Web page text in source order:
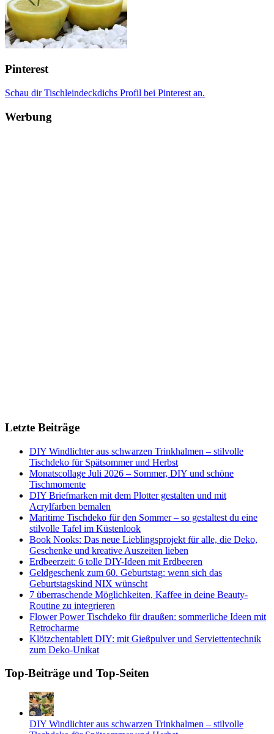
Pinterest
Schau dir Tischleindeckdichs Profil bei Pinterest an.
Werbung
Letzte Beiträge
DIY Windlichter aus schwarzen Trinkhalmen – stilvolle
Tischdeko für Spätsommer und Herbst
Monatscollage Juli 2026 – Sommer, DIY und schöne
Tischmomente
DIY Briefmarken mit dem Plotter gestalten und mit
Acrylfarben bemalen
Maritime Tischdeko für den Sommer – so gestaltest du eine
stilvolle Tafel im Küstenlook
Book Nooks: Das neue Lieblingsprojekt für alle, die Deko,
Geschenke und kreative Auszeiten lieben
Erdbeerzeit: 6 tolle DIY-Ideen mit Erdbeeren
Geldgeschenk zum 60. Geburtstag: wenn sich das
Geburtstagskind NIX wünscht
7 überraschende Möglichkeiten, Kaffee in deine Beauty-
Routine zu integrieren
Flower Power Tischdeko für draußen: sommerliche Ideen mit
Retrocharme
Klötzchentablett DIY: mit Gießpulver und Serviettentechnik
zum Deko-Unikat
Top-Beiträge und Top-Seiten
DIY Windlichter aus schwarzen Trinkhalmen – stilvolle